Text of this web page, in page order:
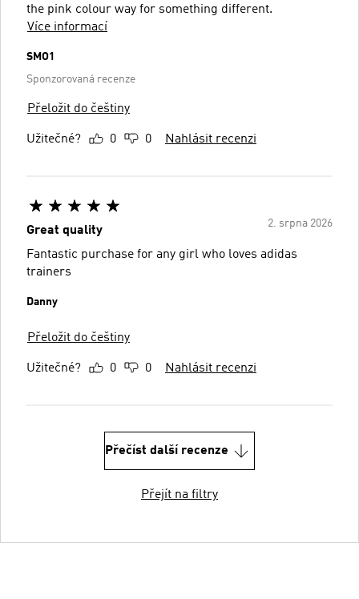
the pink colour way for something different.
Více informací
SMO1
Sponzorovaná recenze
Přeložit do češtiny
Užitečné? 0 0 Nahlásit recenzi
2. srpna 2026
Great quality
Fantastic purchase for any girl who loves adidas
trainers
Danny
Přeložit do češtiny
Užitečné? 0 0 Nahlásit recenzi
Přečíst další recenze
Přejít na filtry